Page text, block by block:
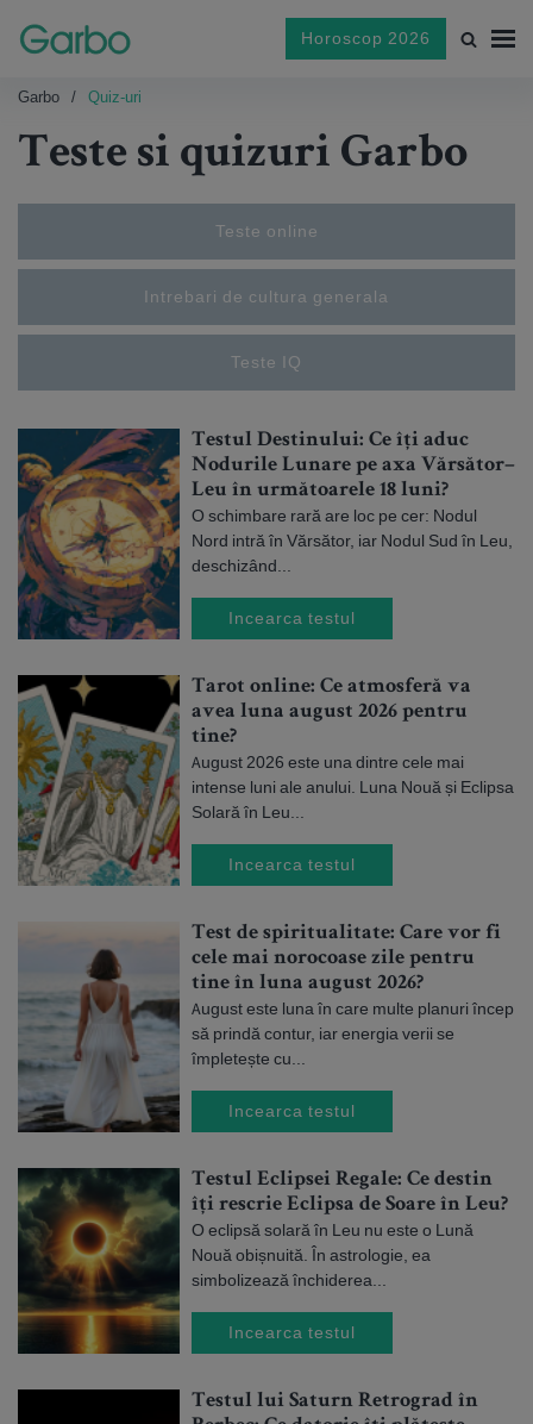
Horoscop 2026
Garbo Quiz-uri
Teste si quizuri Garbo
Teste online
Intrebari de cultura generala
Teste IQ
Testul Destinului: Ce îți aduc
Nodurile Lunare pe axa Vărsător–
Leu în următoarele 18 luni?
O schimbare rară are loc pe cer: Nodul
Nord intră în Vărsător, iar Nodul Sud în Leu,
deschizând...
Incearca testul
Tarot online: Ce atmosferă va
avea luna august 2026 pentru
tine?
August 2026 este una dintre cele mai
intense luni ale anului. Luna Nouă și Eclipsa
Solară în Leu...
Incearca testul
Test de spiritualitate: Care vor fi
cele mai norocoase zile pentru
tine în luna august 2026?
August este luna în care multe planuri încep
să prindă contur, iar energia verii se
împletește cu...
Incearca testul
Testul Eclipsei Regale: Ce destin
îți rescrie Eclipsa de Soare în Leu?
O eclipsă solară în Leu nu este o Lună
Nouă obișnuită. În astrologie, ea
simbolizează închiderea...
Incearca testul
Testul lui Saturn Retrograd în